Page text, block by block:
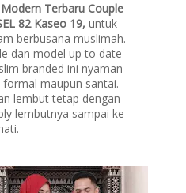
Terbaru Couple
82 Kaseo 19,untuk
berbusana muslimah.
dan model up to date
branded ini nyaman
maupun santai.
lembut tetap dengan
lembutnya sampai ke